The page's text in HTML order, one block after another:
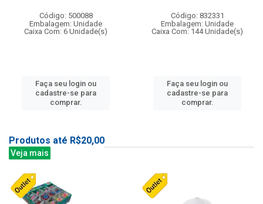
Código: 500088
Embalagem: Unidade
Caixa Com: 6 Unidade(s)
Faça seu login ou
cadastre-se para
comprar.
Código: 832331
Embalagem: Unidade
Caixa Com: 144 Unidade(s)
Faça seu login ou
cadastre-se para
comprar.
Produtos até R$20,00
Veja mais